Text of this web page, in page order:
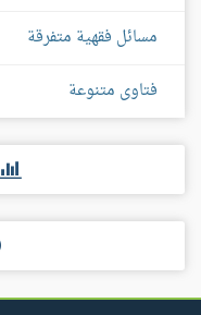
مسائل فقهية متفرقة
فتاوى متنوعة